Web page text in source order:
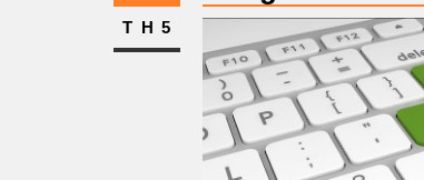
TH5